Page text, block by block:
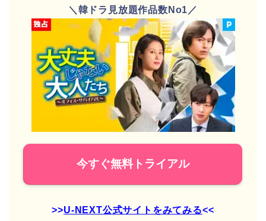
＼韓ドラ見放題作品数No1／
今すぐ無料トライアル
>>U-NEXT公式サイトをみてみる<<